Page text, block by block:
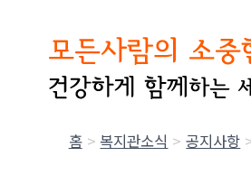
홈 복지관소식 공지사항